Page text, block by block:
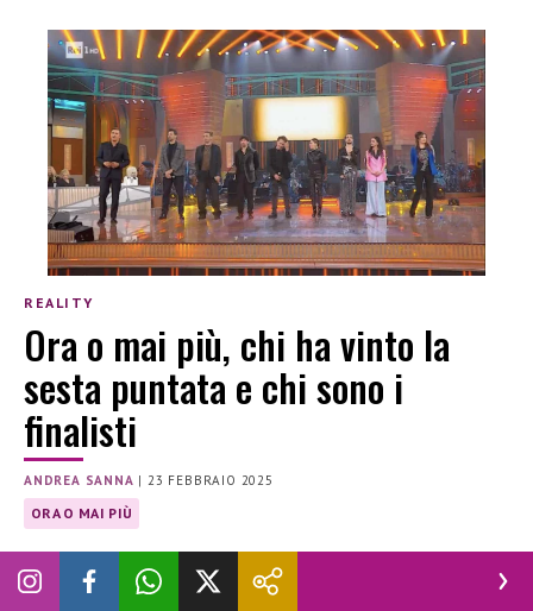
REALITY
Ora o mai più, chi ha vinto la
sesta puntata e chi sono i
finalisti
ANDREA SANNA |23 FEBBRAIO 2025
ORA O MAI PIÙ
Tutto sull’ultima puntata di Ora o mai più: chi ha vinto e chi
sono i finalisti